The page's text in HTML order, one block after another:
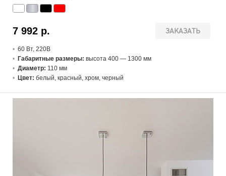
ЗАКАЗАТЬ
7 992 р.
60 Вт, 220В
Габаритные размеры: высота 400 — 1300 мм
Диаметр: 110 мм
Цвет: белый, красный, хром, черный